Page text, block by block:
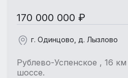
170 000 000 ₽
г. Одинцово, д. Лызлово
Рублево-Успенское , 16
шоссе.